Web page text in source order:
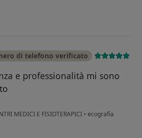
di telefono verificato
e professionalità mi sono
MEDICI E FISIOTERAPICI • ecografia
Paziente